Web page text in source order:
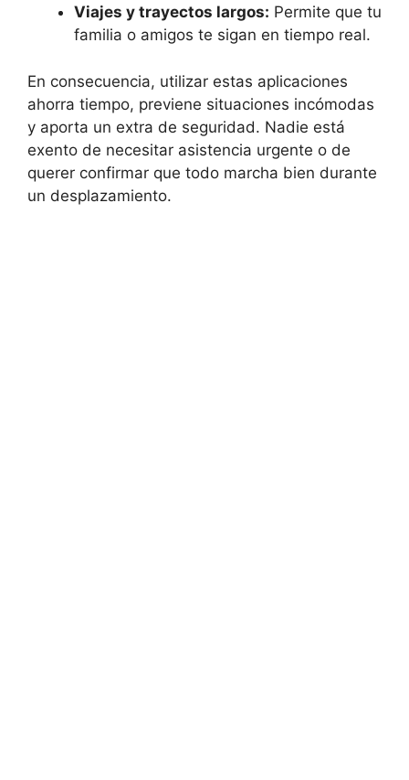
Viajes y trayectos largos: Permite que tu
familia o amigos te sigan en tiempo real.
En consecuencia, utilizar estas aplicaciones
ahorra tiempo, previene situaciones incómodas
y aporta un extra de seguridad. Nadie está
exento de necesitar asistencia urgente o de
querer confirmar que todo marcha bien durante
un desplazamiento.